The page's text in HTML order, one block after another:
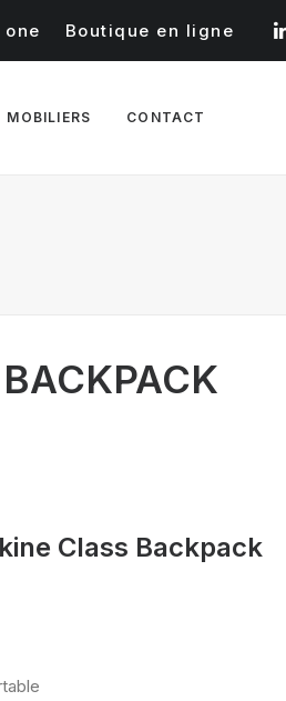
Boutique en ligne
MOBILIERS CONTACT
Class Backpack